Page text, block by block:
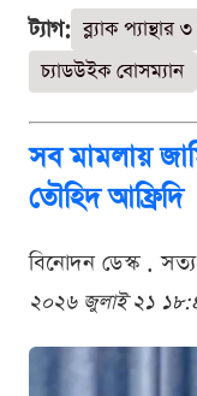
ট্যাগ: ব্ল্যাক প্যান্থার ৩
চ্যাডউইক বোসম্যান
সব মামলায়
তৌহিদ আফ্রিদি
বিনোদন ডেস্ক .
২০২৬ জুলাই ২১